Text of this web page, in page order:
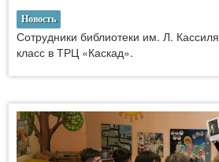
Новость
Сотрудники библиотеки им. Л.
класс в ТРЦ «Каскад».